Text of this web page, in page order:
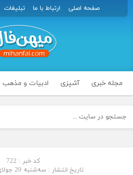
صفحه اصلی ارتباط با ما تبلیغات
مجله خبری آشپزی ادبیات و مذهب
کد خبر : 722
تاریخ انتشار : سه‌شنبه 20 جولای 2010 - 7:47